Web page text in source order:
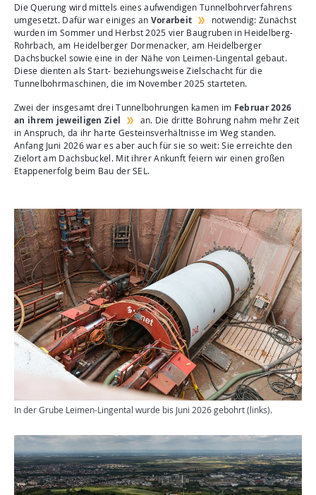
Die Querung wird mittels eines aufwendigen Tunnelbohrverfahrens
umgesetzt. Dafür war einiges an Vorarbeit
notwendig: Zunächst
wurden im Sommer und Herbst 2025 vier Baugruben in Heidelberg-
Rohrbach, am Heidelberger Dormenacker, am Heidelberger
Dachsbuckel sowie eine in der Nähe von Leimen-Lingental gebaut.
Diese dienten als Start- beziehungsweise Zielschacht für die
Tunnelbohrmaschinen, die im November 2025 starteten.
Zwei der insgesamt drei Tunnelbohrungen kamen im Februar 2026
an ihrem jeweiligen Ziel
an. Die dritte Bohrung nahm mehr Zeit
in Anspruch, da ihr harte Gesteinsverhältnisse im Weg standen.
Anfang Juni 2026 war es aber auch für sie so weit: Sie erreichte den
Zielort am Dachsbuckel. Mit ihrer Ankunft feiern wir einen großen
Etappenerfolg beim Bau der SEL.
In der Grube Leimen-Lingental wurde bis Juni 2026 gebohrt (links).